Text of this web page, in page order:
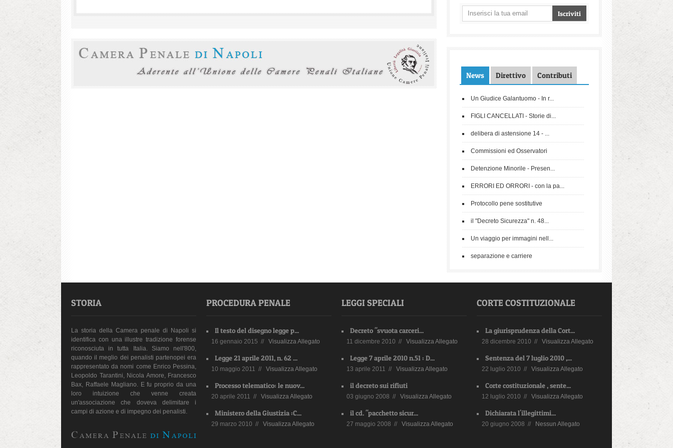
News Direttivo Contributi
Un Giudice Galantuomo - In r...
FIGLI CANCELLATI - Storie di...
delibera di astensione 14 - ...
Commissioni ed Osservatori
Detenzione Minorile - Presen...
ERRORI ED ORRORI - con la pa...
Protocollo pene sostitutive
il "Decreto Sicurezza" n. 48...
Un viaggio per immagini nell...
separazione e carriere
STORIA
La storia della Camera penale di Napoli si
identifica con una illustre tradizione forense
riconosciuta in tutta Italia. Siamo nell'800,
quando il meglio dei penalisti partenopei era
rappresentato da nomi come Enrico Pessina,
Leopoldo Tarantini, Nicola Amore, Francesco
Bax, Raffaele Magliano. E fu proprio da una
loro intuizione che venne creata
un'associazione che doveva delimitare i
campi di azione e di impegno dei penalisti.
PROCEDURA PENALE
Il testo del disegno legge p...
16 gennaio 2015 // Visualizza Allegato
Legge 21 aprile 2011, n. 62 ...
10 maggio 2011 // Visualizza Allegato
Processo telematico: le nuov...
20 aprile 2011 // Visualizza Allegato
Ministero della Giustizia :C...
29 marzo 2010 // Visualizza Allegato
LEGGI SPECIALI
Decreto "svuota carceri...
11 dicembre 2010 // Visualizza Allegato
Legge 7 aprile 2010 n.51 : D...
13 aprile 2011 // Visualizza Allegato
il decreto sui rifiuti
03 giugno 2008 // Visualizza Allegato
il cd. "pacchetto sicur...
27 maggio 2008 // Visualizza Allegato
CORTE COSTITUZIONALE
La giurisprudenza della Cort...
28 dicembre 2010 // Visualizza Allegato
Sentenza del 7 luglio 2010 ,...
22 luglio 2010 // Visualizza Allegato
Corte costituzionale , sente...
12 luglio 2010 // Visualizza Allegato
Dichiarata l'illegittimi...
20 giugno 2008 // Nessun Allegato